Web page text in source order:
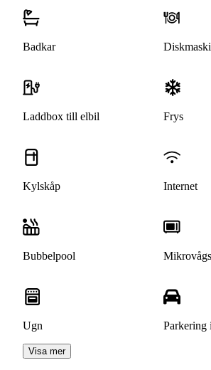
Badkar
Laddbox till elbil Frys
Kylskåp Internet
Bubbelpool
Ugn Parkering
Visa mer